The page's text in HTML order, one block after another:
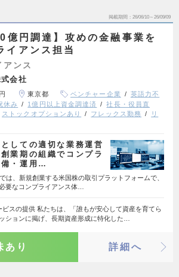
掲載期間 26/06/10～26/09/09
億円調達】攻めの金融事業を
イアンス担当
ンス
会社
東京都 ベンチャー企業
英語力不
休み 1億円以上資金調達済
社長・役員直
ストックオプションあり フレックス勤務
リ
しての適切な業務運営
業期の組織でコンプラ
備・運用…
は、新規創業する米国株の取引プラットフォームで、
要なコンプライアンス体…
ビスの提供 私たちは、「誰もが安心して資産を育てら
ションに掲げ、長期資産形成に特化した…
あり 詳細へ